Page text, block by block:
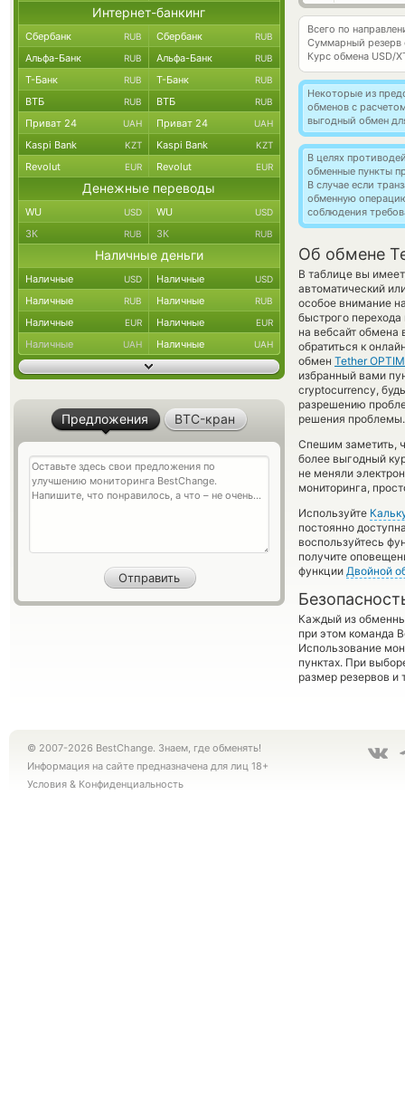
Всего по
Суммарный резерв
Курс обмена USD/
Некоторые из
обменов с
выгодный обмен
В целях
обменные пункты
В случае если
обменную
соблюдения
Об обмене
В таблице вы
автоматический
особое внимание
быстрого
на вебсайт
обратиться к
обмен Tether
избранный вами
cryptocurrency,
разрешению
решения проблемы.
Спешим заметить,
более выгодный
не меняли
мониторинга,
Используйте
постоянно
воспользуйтесь
получите
функции Двойной
Каждый из
при этом команда
Использование
пунктах. При
размер резервов и
Интернет-банкинг
Сбербанк RUB Сбербанк RUB
Альфа-Банк RUB Альфа-Банк RUB
Т-Банк RUB Т-Банк RUB
ВТБ RUB ВТБ RUB
Приват 24 UAH Приват 24 UAH
Kaspi Bank KZT Kaspi Bank KZT
Revolut EUR Revolut EUR
Денежные переводы
WU USD WU USD
ЗК RUB ЗК RUB
Наличные деньги
Наличные USD Наличные USD
Наличные RUB Наличные RUB
Наличные EUR Наличные EUR
Наличные UAH Наличные UAH
Предложения BTC-кран
© 2007-2026 BestChange. Знаем, где обменять!
Информация на сайте предназначена для лиц 18+
Условия & Конфиденциальность